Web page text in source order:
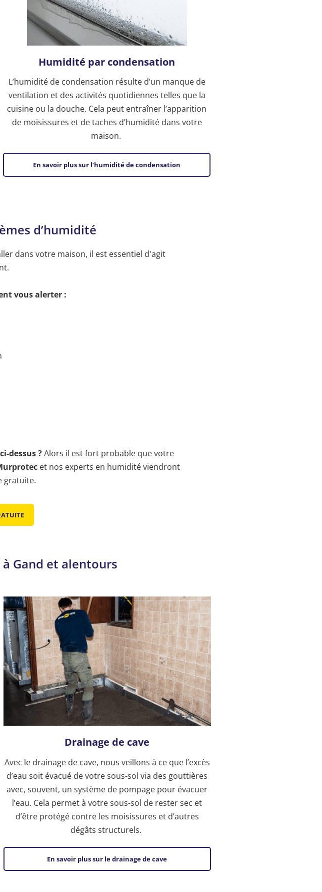
Humidité par condensation
L’humidité de condensation résulte d’un manque de
ventilation et des activités quotidiennes telles que la
cuisine ou la douche. Cela peut entraîner l’apparition
de moisissures et de taches d’humidité dans votre
maison.
En savoir plus sur l’humidité de condensation
d’humidité
dans votre maison, il est essentiel d'agit
vous alerter :
dessus ?Alors il est fort probable que votre
et nos experts en humidité viendront
gratuite.
Gand et alentours
Drainage de cave
Avec le drainage de cave, nous veillons à ce que l’excès
d’eau soit évacué de votre sous-sol via des gouttières
avec, souvent, un système de pompage pour évacuer
l’eau. Cela permet à votre sous-sol de rester sec et
d’être protégé contre les moisissures et d’autres
dégâts structurels.
En savoir plus sur le drainage de cave